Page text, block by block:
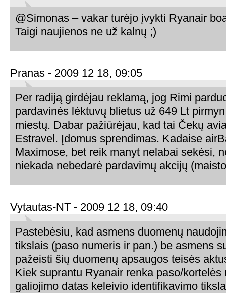
@Simonas – vakar turėjo įvykti Ryanair
Taigi naujienos ne už kalnų ;)
Pranas - 2009 12 18, 09:05
Per radiją girdėjau reklamą, jog Rimi
pardavinės lėktuvų blietus už 649 Lt
miestų. Dabar pažiūrėjau, kad tai Čekų
Estravel. Įdomus sprendimas. Kadaise
Maximose, bet reik manyt nelabai sekėsi,
niekada nebedarė pardavimų akcijų
Vytautas-NT - 2009 12 18, 09:40
Pastebėsiu, kad asmens duomenų
tikslais (paso numeris ir pan.) be asmens
pažeisti šių duomenų apsaugos teisės
Kiek suprantu Ryanair renka paso/kortelės
galiojimo datas keleivio identifikavimo